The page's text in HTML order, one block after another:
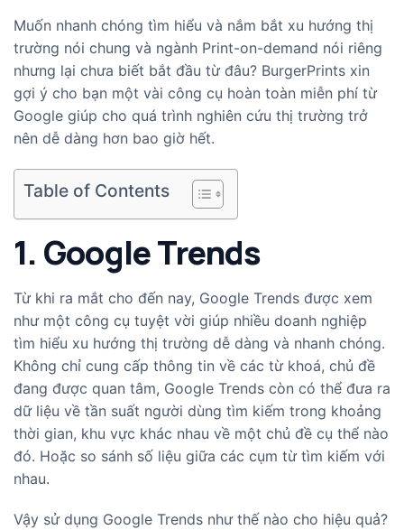
Muốn nhanh chóng tìm hiểu và nắm bắt xu hướng thị
trường nói chung và ngành Print-on-demand nói riêng
nhưng lại chưa biết bắt đầu từ đâu? BurgerPrints xin
gợi ý cho bạn một vài công cụ hoàn toàn miễn phí từ
Google giúp cho quá trình nghiên cứu thị trường trở
nên dễ dàng hơn bao giờ hết.
Table of Contents
1. Google Trends
Từ khi ra mắt cho đến nay, Google Trends được xem
như một công cụ tuyệt vời giúp nhiều doanh nghiệp
tìm hiểu xu hướng thị trường dễ dàng và nhanh chóng.
Không chỉ cung cấp thông tin về các từ khoá, chủ đề
đang được quan tâm, Google Trends còn có thể đưa ra
dữ liệu về tần suất người dùng tìm kiếm trong khoảng
thời gian, khu vực khác nhau về một chủ đề cụ thể nào
đó. Hoặc so sánh số liệu giữa các cụm từ tìm kiếm với
nhau.
Vậy sử dụng Google Trends như thế nào cho hiệu quả?